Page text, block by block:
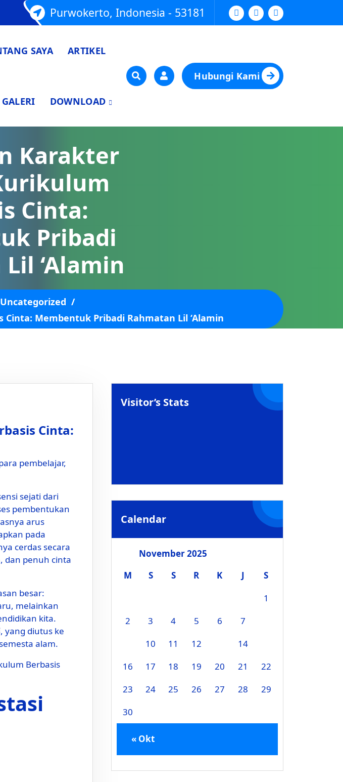
Purwokerto, Indonesia - 53181
SAYA ARTIKEL
GALERI DOWNLOAD
Hubungi Kami
Karakter
Cinta:
Pribadi
‘Alamin
Uncategorized /
Membentuk Pribadi Rahmatan Lil ‘Alamin
Cinta:
pembelajar,
sejati dari
pembentukan
arus
pada
cerdas secara
dan penuh cinta
besar:
melainkan
kita.
alam.
Berbasis
Visitor’s Stats
Calendar
November 2025
M
S S R K J
S
1
2
3 4 5 6 7
10 11 12 14
16
17 18 19 20 21
22
23
24 25 26 27 28
29
30
« Okt